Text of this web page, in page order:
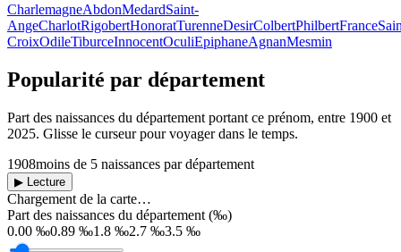
CharlemagneAbdonMedardSaint-
AngeCharlotRigobertHonoratTurenneDesirColbertPhilbertFrance
CroixOdileTiburceInnocentOculiEpiphaneAgnanMesmin
Popularité par département
Part des naissances du département portant ce prénom, entre 1900 et
2025. Glisse le curseur pour voyager dans le temps.
1908moins de 5 naissances par département
▶ Lecture
Chargement de la carte…
Part des naissances du département (‰)
0.00 ‰0.89 ‰1.8 ‰2.7 ‰3.5 ‰